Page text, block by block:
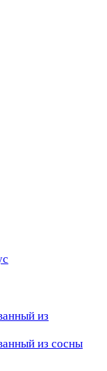
из
из сосны